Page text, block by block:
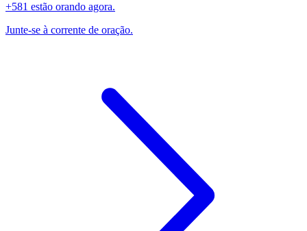
+581 estão orando agora.
Junte-se à corrente de oração.